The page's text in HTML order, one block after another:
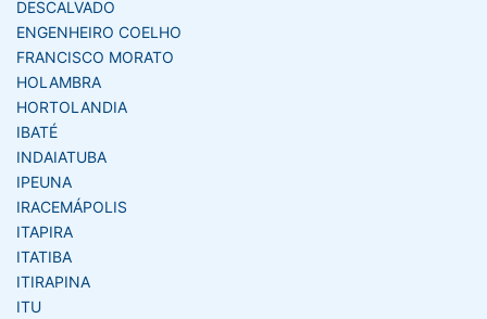
DESCALVADO
ENGENHEIRO COELHO
FRANCISCO MORATO
HOLAMBRA
HORTOLANDIA
IBATÉ
INDAIATUBA
IPEUNA
IRACEMÁPOLIS
ITAPIRA
ITATIBA
ITIRAPINA
ITU